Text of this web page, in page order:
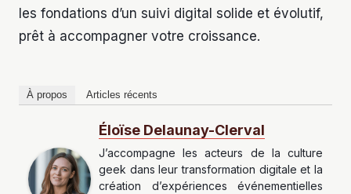
les fondations d’un suivi digital solide et évolutif,
prêt à accompagner votre croissance.
À propos Articles récents
Éloïse Delaunay-Clerval
J’accompagne les acteurs de la culture
geek dans leur transformation digitale et la
création d’expériences événementielles